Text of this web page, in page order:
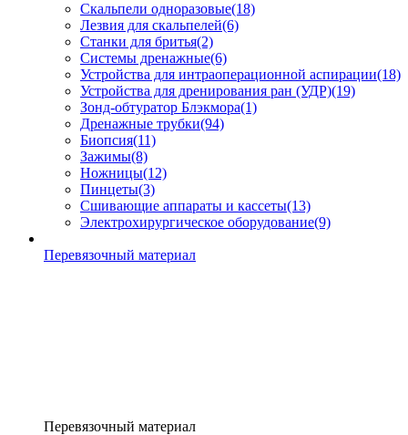
Скальпели одноразовые(18)
Лезвия для скальпелей(6)
Станки для бритья(2)
Системы дренажные(6)
Устройства для интраоперационной аспирации(18)
Устройства для дренирования ран (УДР)(19)
Зонд-обтуратор Блэкмора(1)
Дренажные трубки(94)
Биопсия(11)
Зажимы(8)
Ножницы(12)
Пинцеты(3)
Сшивающие аппараты и кассеты(13)
Электрохирургическое оборудование(9)
Перевязочный материал
Перевязочный материал